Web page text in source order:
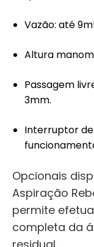
Vazão: até
Altura
Passagem
3mm.
Interruptor
Opcionais
Aspiração
permite
completa da